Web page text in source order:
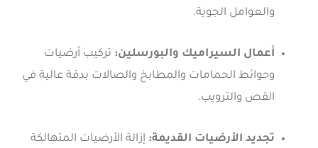
والعوامل الجوية.
أعمال السيراميك والبورسلين: تركيب أرضيات
وحوائط الحمامات والمطابخ والصالات بدقة عالية في
القص والترويب.
تجديد الأرضيات القديمة: إزالة الأرضيات المتهالكة